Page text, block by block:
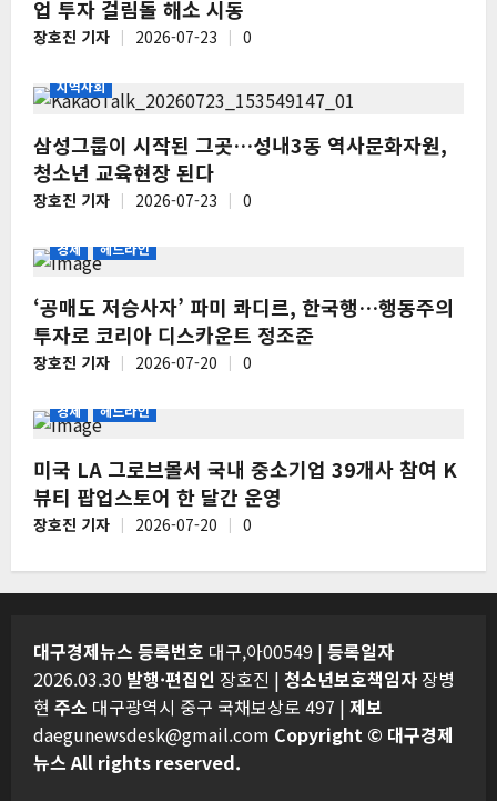
업 투자 걸림돌 해소 시동
장호진 기자 2026-07-23 0
지역사회
삼성그룹이 시작된 그곳…성내3동 역사문화자원,
청소년 교육현장 된다
장호진 기자 2026-07-23 0
경제 헤드라인
‘공매도 저승사자’ 파미 콰디르, 한국행…행동주의
투자로 코리아 디스카운트 정조준
장호진 기자 2026-07-20 0
경제 헤드라인
미국 LA 그로브몰서 국내 중소기업 39개사 참여 K
뷰티 팝업스토어 한 달간 운영
장호진 기자 2026-07-20 0
대구경제뉴스 등록번호 대구,아00549 | 등록일자
2026.03.30 발행·편집인 장호진 | 청소년보호책임자 장병
현 주소 대구광역시 중구 국채보상로 497 | 제보
daegunewsdesk@gmail.com Copyright © 대구경제
뉴스 All rights reserved.